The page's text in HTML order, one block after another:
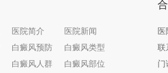
医院简介
医院新闻
白癜风预防
白癜风类型
白癜风人群
白癜风部位
联
门